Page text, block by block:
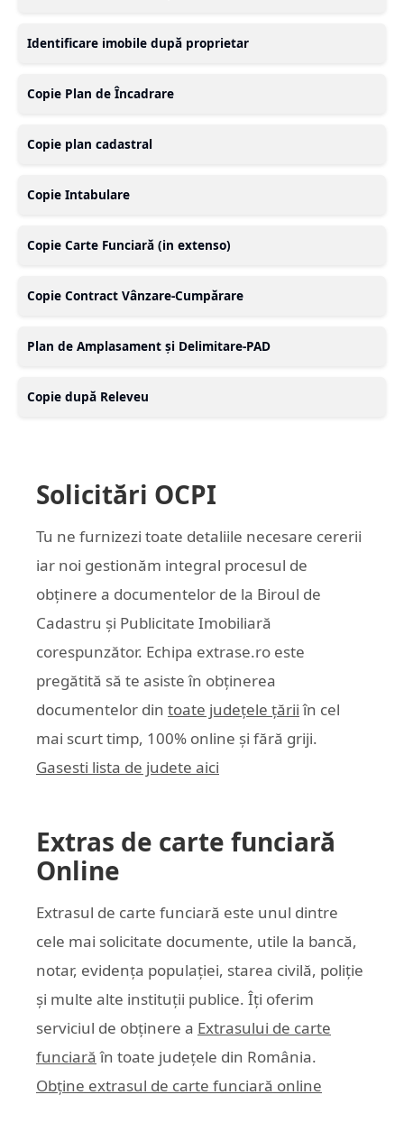
Identificare imobile după proprietar
Copie Plan de Încadrare
Copie plan cadastral
Copie Intabulare
Copie Carte Funciară (in extenso)
Copie Contract Vânzare-Cumpărare
Plan de Amplasament și Delimitare-PAD
Copie după Releveu
Solicitări OCPI
Tu ne furnizezi toate detaliile necesare cererii
iar noi gestionăm integral procesul de
obținere a documentelor de la Biroul de
Cadastru și Publicitate Imobiliară
corespunzător. Echipa extrase.ro este
pregătită să te asiste în obținerea
documentelor din toate județele țării în cel
mai scurt timp, 100% online și fără griji.
Gasesti lista de judete aici
Extras de carte funciară
Online
Extrasul de carte funciară este unul dintre
cele mai solicitate documente, utile la bancă,
notar, evidența populației, starea civilă, poliție
și multe alte instituții publice. Îți oferim
serviciul de obținere a Extrasului de carte
funciară în toate județele din România.
Obține extrasul de carte funciară online